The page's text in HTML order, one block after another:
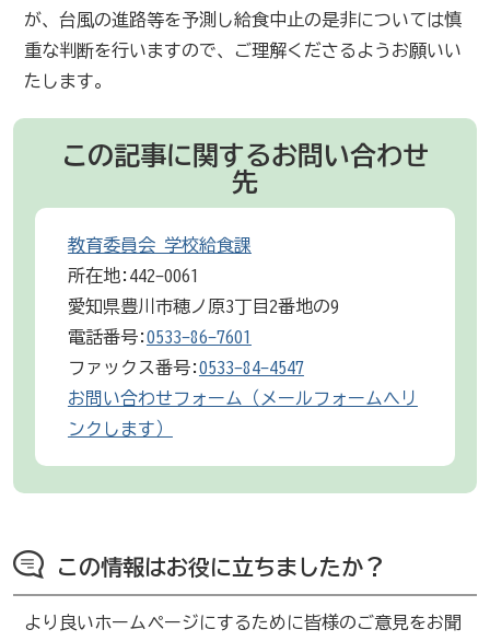
が、台風の進路等を予測し給食中止の是非については慎
重な判断を行いますので、ご理解くださるようお願いい
たします。
この記事に関するお問い合わせ
先
教育委員会 学校給食課
所在地:442-0061
愛知県豊川市穂ノ原3丁目2番地の9
電話番号:0533-86-7601
ファックス番号:0533-84-4547
お問い合わせフォーム（メールフォームへリ
ンクします）
この情報はお役に立ちましたか？
より良いホームページにするために皆様のご意見をお聞